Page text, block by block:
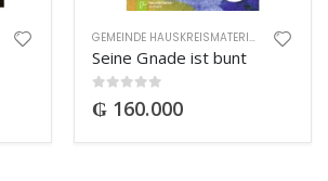
GEMEINDE HAUSKREISMATERIAL
Seine Gnade ist bunt
0out of 5
₲ 160.000